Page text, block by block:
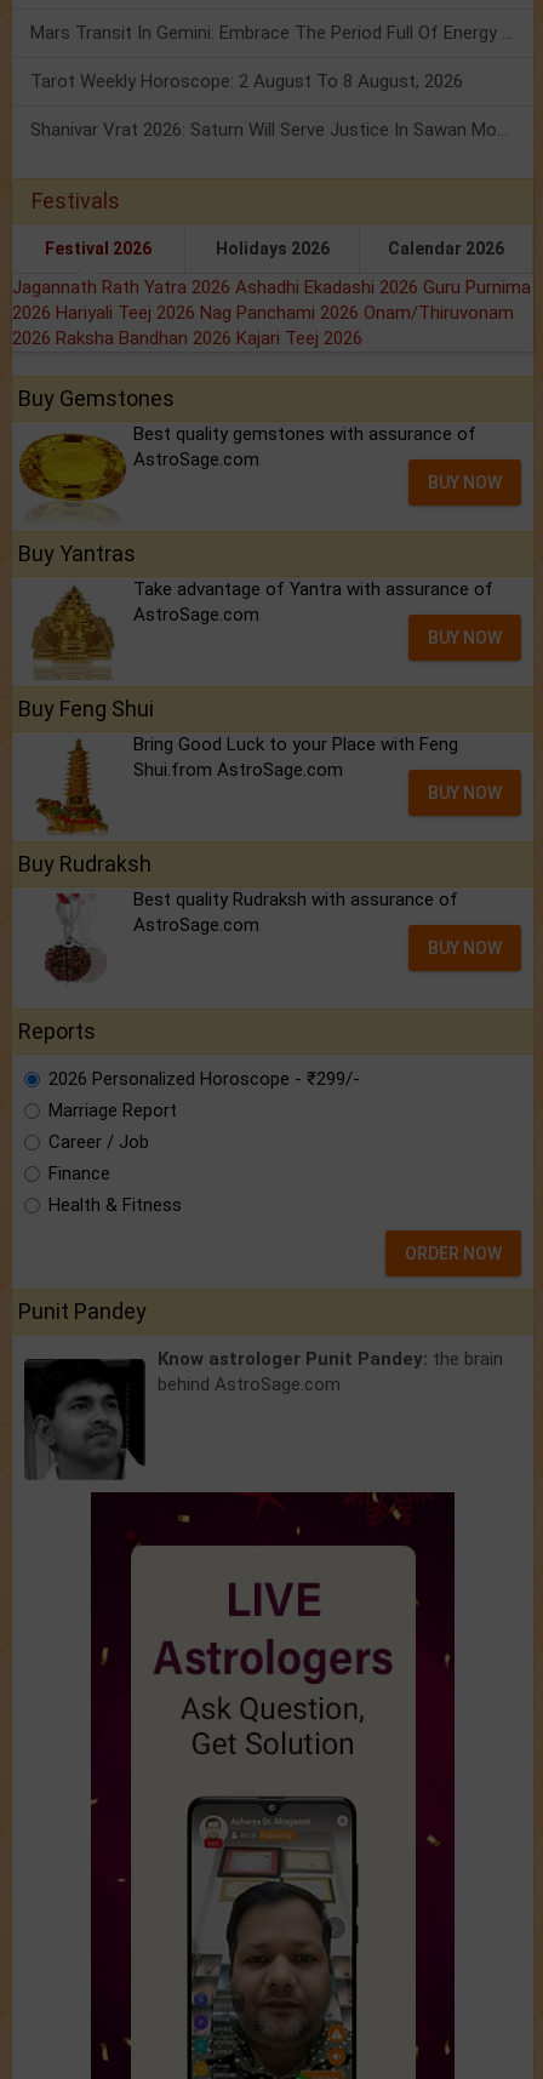
Mars Transit In Gemini: Embrace The Period Full Of Energy & Intelligence
Tarot Weekly Horoscope: 2 August To 8 August, 2026
Shanivar Vrat 2026: Saturn Will Serve Justice In Sawan Month!
Festivals
Festival 2026 Holidays 2026 Calendar 2026
Jagannath Rath Yatra 2026 Ashadhi Ekadashi 2026 Guru Purnima
2026 Hariyali Teej 2026 Nag Panchami 2026 Onam/Thiruvonam
2026 Raksha Bandhan 2026 Kajari Teej 2026
Buy Gemstones
Best quality gemstones with assurance of
AstroSage.com
BUY NOW
Buy Yantras
Take advantage of Yantra with assurance of
AstroSage.com
BUY NOW
Buy Feng Shui
Bring Good Luck to your Place with Feng
Shui.from AstroSage.com
BUY NOW
Buy Rudraksh
Best quality Rudraksh with assurance of
AstroSage.com
BUY NOW
Reports
2026 Personalized Horoscope - ₹299/-
Marriage Report
Career / Job
Finance
Health & Fitness
ORDER NOW
Punit Pandey
Know astrologer Punit Pandey: the brain
behind AstroSage.com